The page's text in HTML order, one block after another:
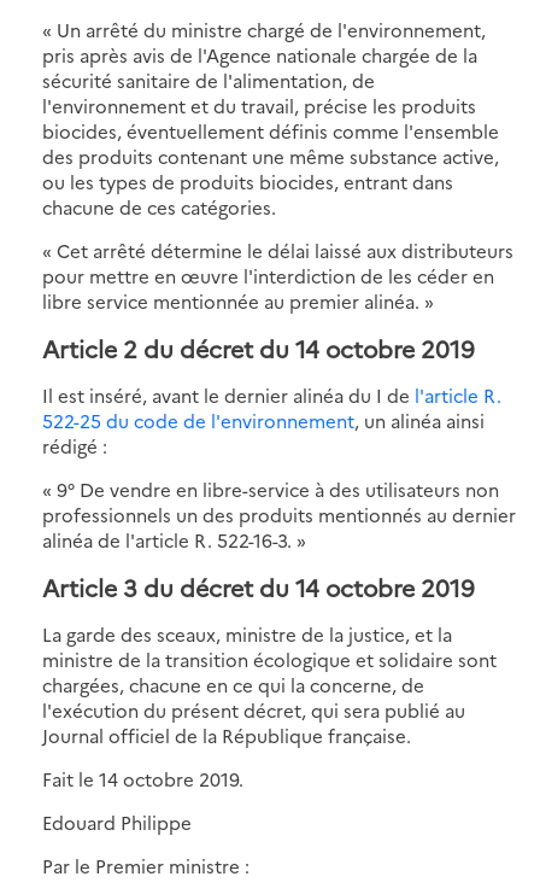
« Un arrêté du ministre chargé de l'environnement,
pris après avis de l'Agence nationale chargée de la
sécurité sanitaire de l'alimentation, de
l'environnement et du travail, précise les produits
biocides, éventuellement définis comme l'ensemble
des produits contenant une même substance active,
ou les types de produits biocides, entrant dans
chacune de ces catégories.
« Cet arrêté détermine le délai laissé aux distributeurs
pour mettre en œuvre l'interdiction de les céder en
libre service mentionnée au premier alinéa. »
Article 2 du décret du 14 octobre 2019
Il est inséré, avant le dernier alinéa du I de l'article R.
522-25 du code de l'environnement, un alinéa ainsi
rédigé :
« 9° De vendre en libre-service à des utilisateurs non
professionnels un des produits mentionnés au dernier
alinéa de l'article R. 522-16-3. »
Article 3 du décret du 14 octobre 2019
La garde des sceaux, ministre de la justice, et la
ministre de la transition écologique et solidaire sont
chargées, chacune en ce qui la concerne, de
l'exécution du présent décret, qui sera publié au
Journal officiel de la République française.
Fait le 14 octobre 2019.
Edouard Philippe
Par le Premier ministre :